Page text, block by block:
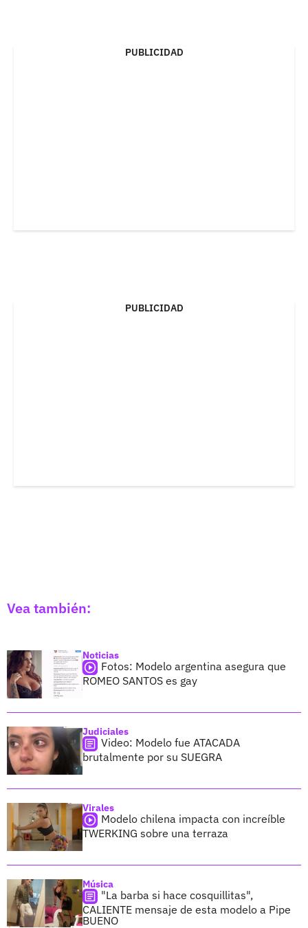
PUBLICIDAD
PUBLICIDAD
Vea también:
Noticias
Fotos: Modelo argentina asegura que
ROMEO SANTOS es gay
Judiciales
Video: Modelo fue ATACADA
brutalmente por su SUEGRA
Virales
Modelo chilena impacta con increíble
TWERKING sobre una terraza
Música
"La barba si hace cosquillitas",
CALIENTE mensaje de esta modelo a Pipe
BUENO